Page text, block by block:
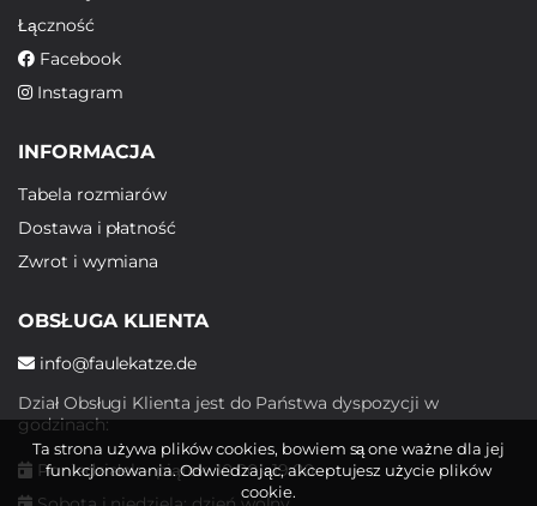
Łączność
Facebook
Instagram
INFORMACJA
Tabela rozmiarów
Dostawa i płatność
Zwrot i wymiana
OBSŁUGA KLIENTA
info@faulekatze.de
Dział Obsługi Klienta jest do Państwa dyspozycji w
godzinach:
Poniedziałek - piątek: 10:00 - 19:00
Ta strona używa plików cookies, bowiem są one ważne dla jej
funkcjonowania. Odwiedzając, akceptujesz użycie plików
cookie.